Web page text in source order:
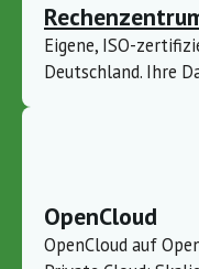
Eigene, ISO-
Deutschland. Ihre
OpenCloud
OpenCloud auf